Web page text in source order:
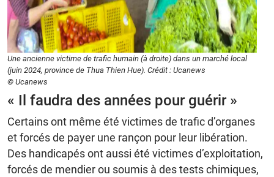
Une ancienne victime de trafic humain (à droite) dans un marché local
(juin 2024, province de Thua Thien Hue). Crédit : Ucanews
© Ucanews
« Il faudra des années pour guérir »
Certains ont même été victimes de trafic d’organes
et forcés de payer une rançon pour leur libération.
Des handicapés ont aussi été victimes d’exploitation,
forcés de mendier ou soumis à des tests chimiques,